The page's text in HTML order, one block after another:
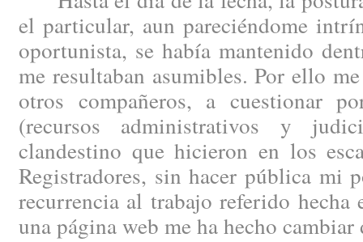
el particular, aun pareciéndome
oportunista, se había mantenido
me resultaban asumibles. Por ello
otros compañeros, a cuestionar
(recursos administrativos y
clandestino que hicieron en los
Registradores, sin hacer pública mi
recurrencia al trabajo referido hecha
una página web me ha hecho